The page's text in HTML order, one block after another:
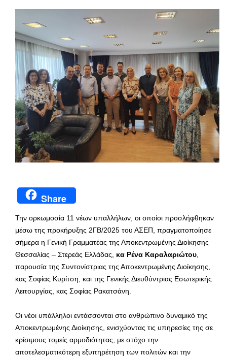
Share
Την ορκωμοσία 11 νέων υπαλλήλων, οι οποίοι προσλήφθηκαν
μέσω της προκήρυξης 2ΓΒ/2025 του ΑΣΕΠ, πραγματοποίησε
σήμερα η Γενική Γραμματέας της Αποκεντρωμένης Διοίκησης
Θεσσαλίας – Στερεάς Ελλάδας, κα Ρένα Καραλαριώτου
παρουσία της Συντονίστριας της Αποκεντρωμένης Διοίκησης,
κας Σοφίας Κυρίτση, και της Γενικής Διευθύντριας Εσωτερικής
Λειτουργίας, κας Σοφίας Ρακατσάνη.
Οι νέοι υπάλληλοι εντάσσονται στο ανθρώπινο δυναμικό της
Αποκεντρωμένης Διοίκησης, ενισχύοντας τις υπηρεσίες της σε
κρίσιμους τομείς αρμοδιότητας, με στόχο την
αποτελεσματικότερη εξυπηρέτηση των πολιτών και την